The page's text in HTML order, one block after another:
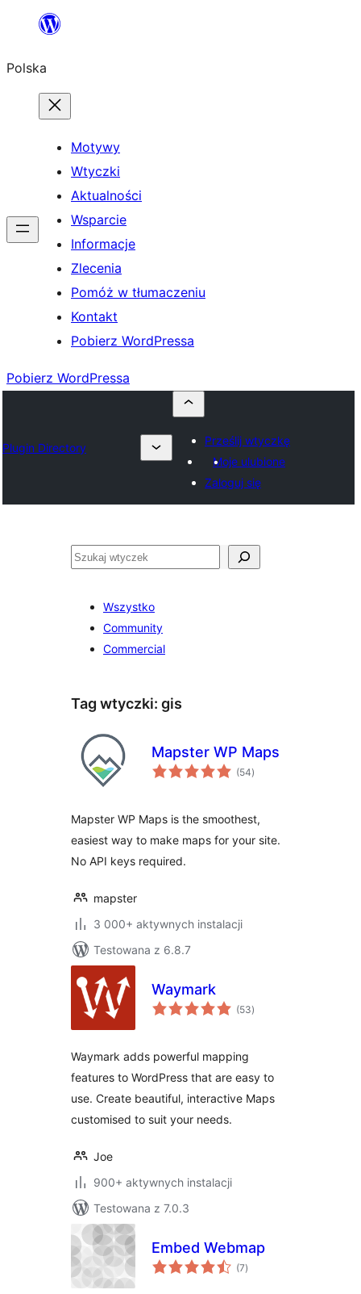
Przejdź
treści
Polska
Motywy
Wtyczki
Aktualności
Wsparcie
Informacje
Zlecenia
Pomóż w tłumaczeniu
Kontakt
Pobierz WordPressa
Pobierz WordPressa
Plugin Directory
Prześlij wtyczkę
Moje ulubione
Zaloguj się
Szukaj
Wszystko
Community
Commercial
Tag wtyczki: gis
Mapster WP Maps
(54wszystkich
ocen
)
Mapster WP Maps is the smoothest,
easiest way to make maps for your site.
No API keys required.
mapster
3 000+ aktywnych instalacji
Testowana z 6.8.7
Waymark
(53wszystkich
ocen
)
Waymark adds powerful mapping
features to WordPress that are easy to
use. Create beautiful, interactive Maps
customised to suit your needs.
Joe
900+ aktywnych instalacji
Testowana z 7.0.3
Embed Webmap
(7wszystkich
ocen
)